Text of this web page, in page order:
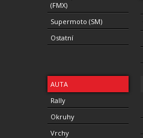
(FMX)
Supermoto (SM)
Ostatní
AUTA
Rally
Okruhy
Vrchy